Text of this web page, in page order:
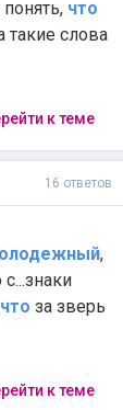
что
такие слова
к теме
16 ответов
,
что за зверь
к теме